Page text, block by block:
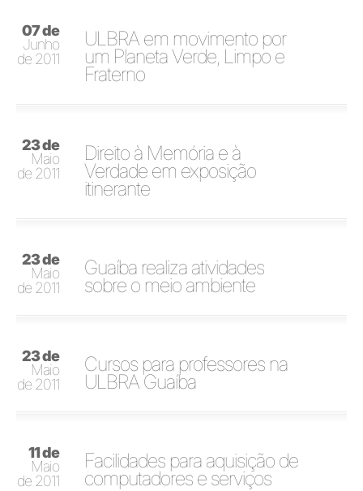
07 de
Junho
de 2011
ULBRA em movimento por
um Planeta Verde, Limpo e
Fraterno
23 de
Maio
de 2011
Direito à Memória e à
Verdade em exposição
itinerante
23 de
Maio
de 2011
Guaíba realiza atividades
sobre o meio ambiente
23 de
Maio
de 2011
Cursos para professores na
ULBRA Guaíba
11 de
Maio
de 2011
Facilidades para aquisição de
computadores e serviços